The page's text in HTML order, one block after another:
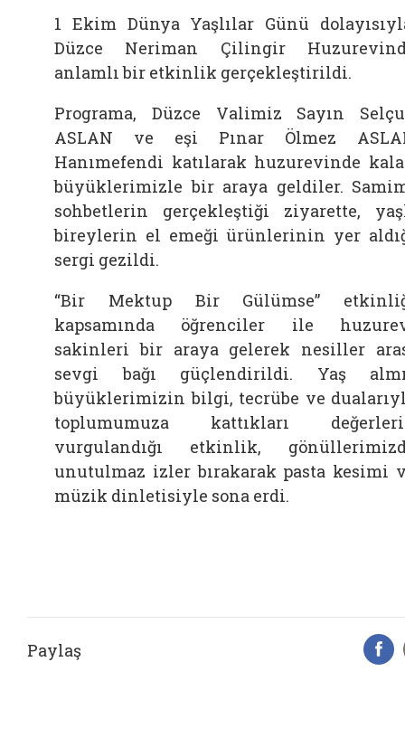
1 Ekim Dünya Yaşlılar Günü
Düzce Neriman Çilingir
anlamlı bir etkinlik gerçekleştirildi.
Programa, Düzce Valimiz Sayın
ASLAN ve eşi Pınar Ölmez
Hanımefendi katılarak huzurevinde
büyüklerimizle bir araya geldiler.
sohbetlerin gerçekleştiği ziyarette,
bireylerin el emeği ürünlerinin yer
sergi gezildi.
“Bir Mektup Bir Gülümse”
kapsamında öğrenciler ile
sakinleri bir araya gelerek nesiller
sevgi bağı güçlendirildi. Yaş
büyüklerimizin bilgi, tecrübe ve
toplumumuza kattıkları
vurgulandığı etkinlik,
unutulmaz izler bırakarak pasta kesimi
müzik dinletisiyle sona erdi.
Paylaş